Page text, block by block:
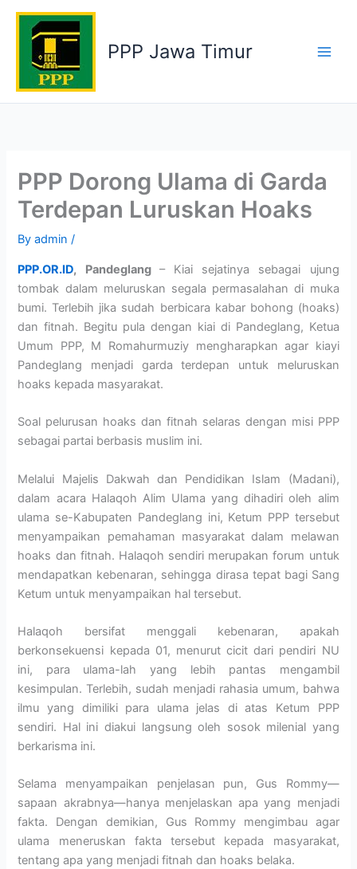
Skip
content
PPP Jawa Timur
PPP Dorong Ulama di Garda
Terdepan Luruskan Hoaks
Byadmin/
PPP.OR.ID, Pandeglang – Kiai sejatinya sebagai ujung
tombak dalam meluruskan segala permasalahan di muka
bumi. Terlebih jika sudah berbicara kabar bohong (hoaks)
dan fitnah. Begitu pula dengan kiai di Pandeglang, Ketua
Umum PPP, M Romahurmuziy mengharapkan agar kiayi
Pandeglang menjadi garda terdepan untuk meluruskan
hoaks kepada masyarakat.
Soal pelurusan hoaks dan fitnah selaras dengan misi PPP
sebagai partai berbasis muslim ini.
Melalui Majelis Dakwah dan Pendidikan Islam (Madani),
dalam acara Halaqoh Alim Ulama yang dihadiri oleh alim
ulama se-Kabupaten Pandeglang ini, Ketum PPP tersebut
menyampaikan pemahaman masyarakat dalam melawan
hoaks dan fitnah. Halaqoh sendiri merupakan forum untuk
mendapatkan kebenaran, sehingga dirasa tepat bagi Sang
Ketum untuk menyampaikan hal tersebut.
Halaqoh bersifat menggali kebenaran, apakah
berkonsekuensi kepada 01, menurut cicit dari pendiri NU
ini, para ulama-lah yang lebih pantas mengambil
kesimpulan. Terlebih, sudah menjadi rahasia umum, bahwa
ilmu yang dimiliki para ulama jelas di atas Ketum PPP
sendiri. Hal ini diakui langsung oleh sosok milenial yang
berkarisma ini.
Selama menyampaikan penjelasan pun, Gus Rommy—
sapaan akrabnya—hanya menjelaskan apa yang menjadi
fakta. Dengan demikian, Gus Rommy mengimbau agar
ulama meneruskan fakta tersebut kepada masyarakat,
tentang apa yang menjadi fitnah dan hoaks belaka.